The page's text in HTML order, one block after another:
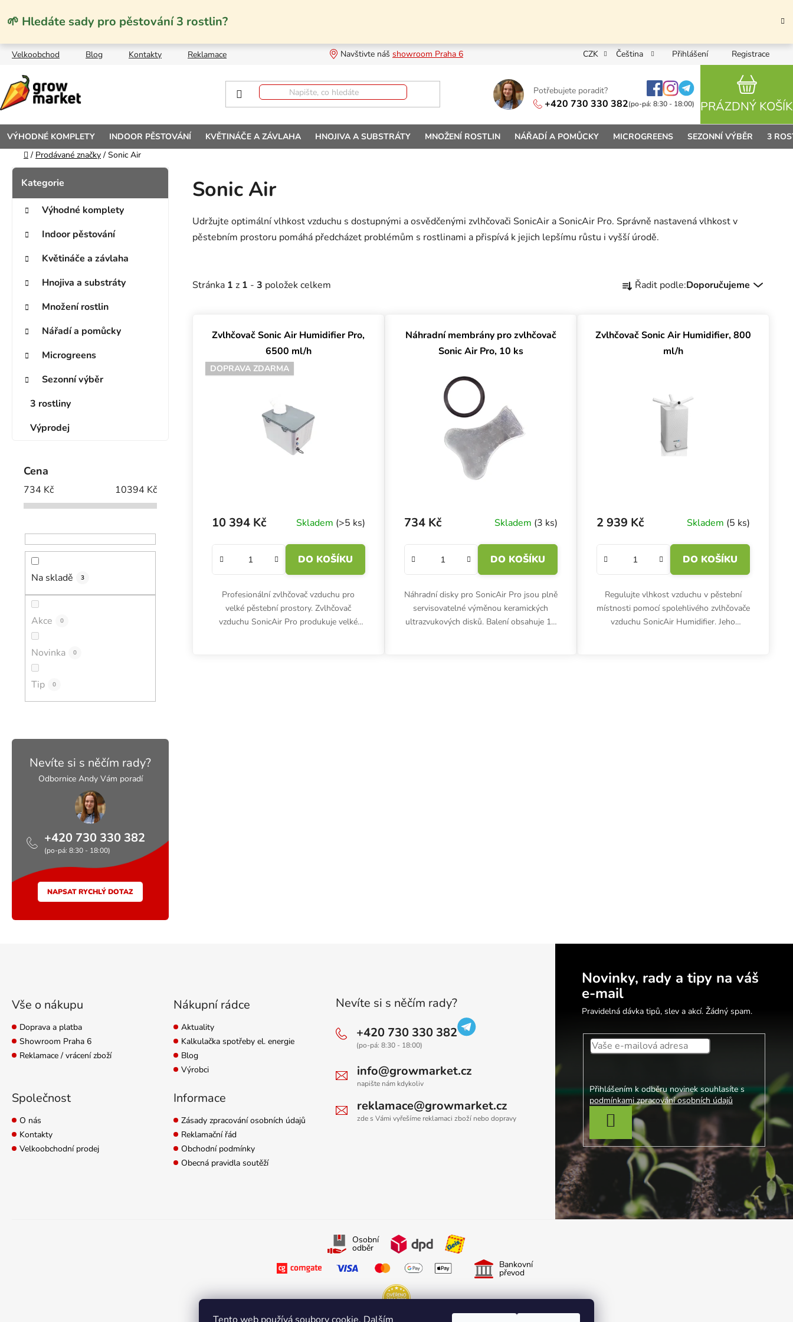
🌱 Hledáte sady pro pěstování 3 rostlin?
Velkoobchod Blog Kontakty Reklamace Navštivte náš showroom Praha 6 CZK Čeština Přihlášení Registrace
Potřebujete poradit?
+420 730 330 382(po-pá: 8:30 - 18:00) PRÁZDNÝ KOŠÍK
VÝHODNÉ KOMPLETY INDOOR PĚSTOVÁNÍ KVĚTINÁČE A ZÁVLAHA HNOJIVA A SUBSTRÁTY MNOŽENÍ ROSTLIN NÁŘADÍ A POMŮCKY MICROGREENS SEZONNÍ VÝBĚR
3
Domů
/ Prodávané značky / Sonic Air
Postranní panel
Přeskočit kategorie
Kategorie
Výhodné komplety
Indoor pěstování
Květináče a závlaha
Hnojiva a substráty
Množení rostlin
Nářadí a pomůcky
Microgreens
Sezonní výběr
3 rostliny
Výprodej
Cena
734 Kč 10394 Kč
Na skladě 3
Akce 0
Novinka 0
Tip 0
Nevíte si s něčím rady?
Odbornice Andy Vám poradí
+420 730 330 382
(po-pá: 8:30 - 18:00)
NAPSAT RYCHLÝ DOTAZ
Sonic Air
Udržujte optimální vlhkost vzduchu s dostupnými a osvědčenými zvlhčovači SonicAir a SonicAir Pro. Správně nastavená vlhkost v
pěstebním prostoru pomáhá předcházet problémům s rostlinami a přispívá k jejich lepšímu růstu i vyšší úrodě.
Stránka 1 z 1 - 3 položek celkem Řazení produktů
Řadit podle:Doporučujeme
Zvlhčovač Sonic Air Humidifier Pro,
6500 ml/h
DOPRAVA ZDARMA
Skladem (>5 ks)
10 394 Kč
DO KOŠÍKU
Profesionální zvlhčovač vzduchu pro
velké pěstební prostory. Zvlhčovač
vzduchu SonicAir Pro produkuje velké
Náhradní membrány pro zvlhčovač
Sonic Air Pro, 10 ks
Skladem (3 ks)
734 Kč
DO KOŠÍKU
Náhradní disky pro SonicAir Pro jsou plně
servisovatelné výměnou keramických
ultrazvukových disků. Balení obsahuje 10
Zvlhčovač Sonic Air Humidifier, 800
ml/h
Skladem (5 ks)
2 939 Kč
DO KOŠÍKU
Regulujte vlhkost vzduchu v pěstební
místnosti pomocí spolehlivého zvlhčovače
vzduchu SonicAir Humidifier. Jeho
Vše o nákupu
Doprava a platba
Showroom Praha 6
Reklamace / vrácení zboží
Nákupní rádce
Aktuality
Kalkulačka spotřeby el. energie
Blog
Výrobci
Společnost
O nás
Kontakty
Velkoobchodní prodej
Informace
Zásady zpracování osobních údajů
Reklamační řád
Obchodní podmínky
Obecná pravidla soutěží
Nevíte si s něčím rady?
+420 730 330 382
(po-pá: 8:30 - 18:00)
info@growmarket.cz
napište nám kdykoliv
reklamace@growmarket.cz
zde s Vámi vyřešíme reklamaci zboží nebo dopravy
Novinky, rady a tipy na váš
e-mail
Pravidelná dávka tipů, slev a akcí. Žádný spam.
Přihlášením k odběru novinek souhlasíte s
podmínkami zpracování osobních údajů
PŘIHLÁSIT SE
Osobní
odběr
Bankovní
převod